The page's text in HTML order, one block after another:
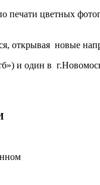
печати цветных
открывая новые
и один в